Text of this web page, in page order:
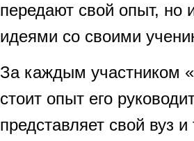
передают свой опыт, но
идеями со своими
За каждым участником
стоит опыт его
представляет свой вуз